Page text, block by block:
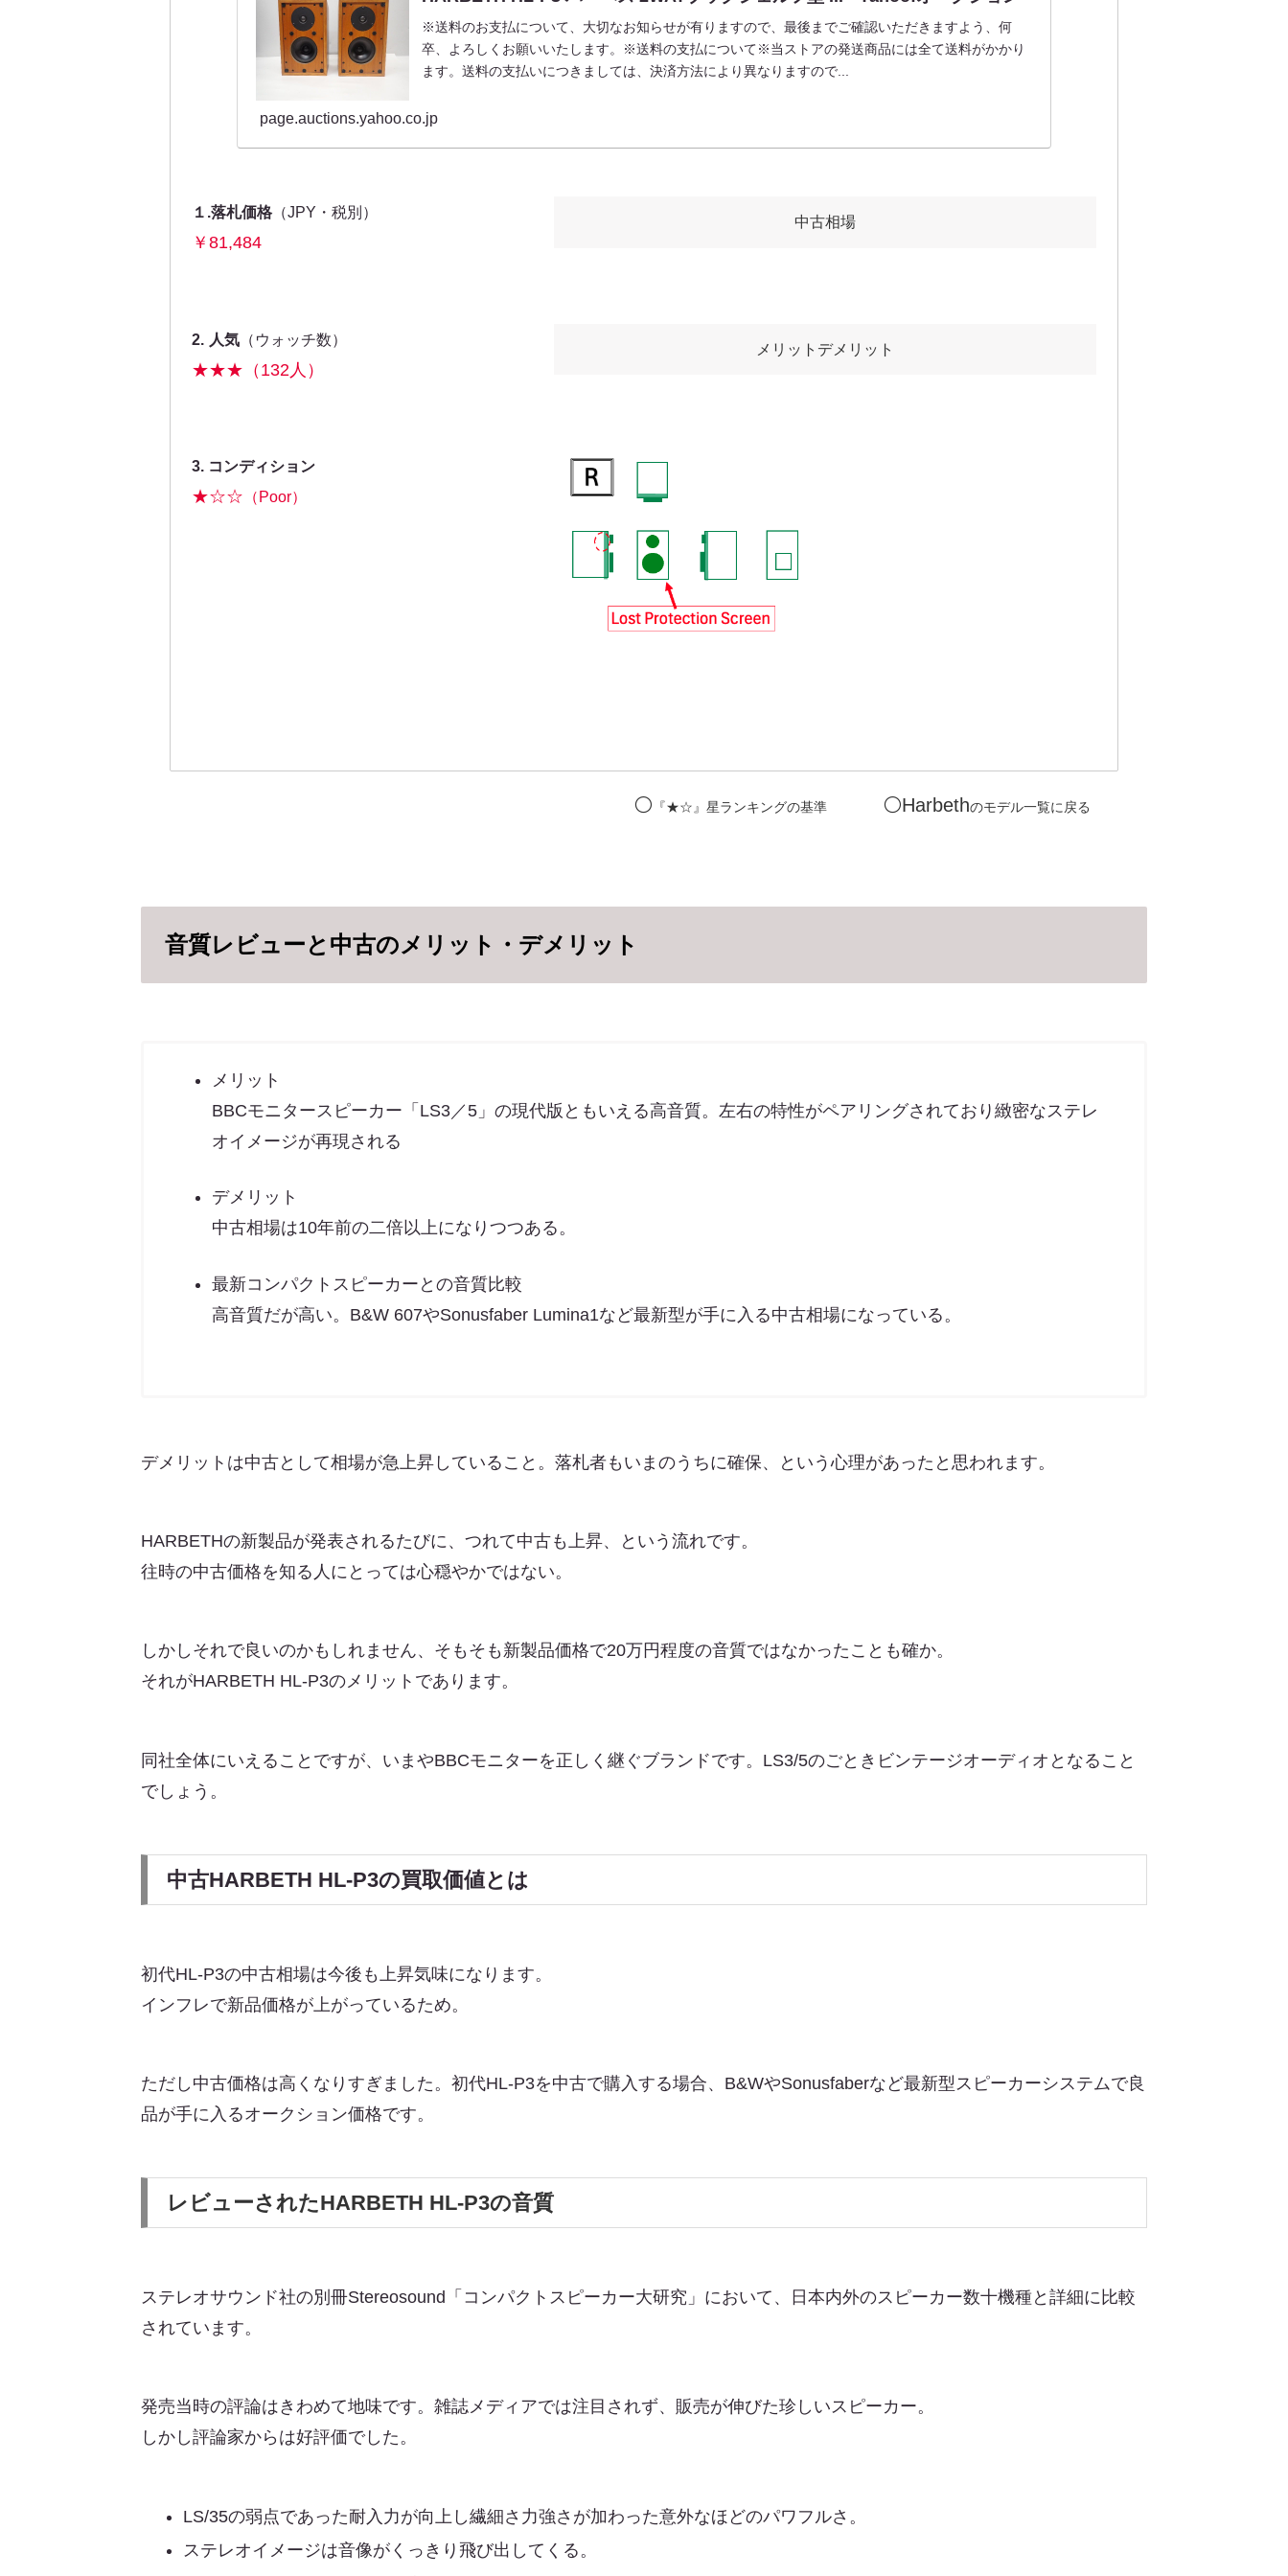
※送料のお支払について、大切なお知らせが有りますので、最後までご確認いただきますよう、何
卒、よろしくお願いいたします。※送料の支払について※当ストアの発送商品には全て送料がかかり
ます。送料の支払いにつきましては、決済方法により異なりますので...
page.auctions.yahoo.co.jp
１.落札価格（JPY・税別）
￥81,484
中古相場
2. 人気（ウォッチ数）
★★★（132人）
メリットデメリット
3. コンディション
★☆☆ （Poor）
⚪️ 『★☆』星ランキングの基準 ⚪️Harbethのモデル一覧に戻る
音質レビューと中古のメリット・デメリット
メリット
BBCモニタースピーカー「LS3／5」の現代版ともいえる高音質。左右の特性がペアリングされており緻密なステレ
オイメージが再現される
デメリット
中古相場は10年前の二倍以上になりつつある。
最新コンパクトスピーカーとの音質比較
高音質だが高い。B&W 607やSonusfaber Lumina1など最新型が手に入る中古相場になっている。
デメリットは中古として相場が急上昇していること。落札者もいまのうちに確保、という心理があったと思われます。
HARBETHの新製品が発表されるたびに、つれて中古も上昇、という流れです。
往時の中古価格を知る人にとっては心穏やかではない。
しかしそれで良いのかもしれません、そもそも新製品価格で20万円程度の音質ではなかったことも確か。
それがHARBETH HL-P3のメリットであります。
同社全体にいえることですが、いまやBBCモニターを正しく継ぐブランドです。LS3/5のごときビンテージオーディオとなること
でしょう。
中古HARBETH HL-P3の買取価値とは
初代HL-P3の中古相場は今後も上昇気味になります。
インフレで新品価格が上がっているため。
ただし中古価格は高くなりすぎました。初代HL-P3を中古で購入する場合、B&WやSonusfaberなど最新型スピーカーシステムで良
品が手に入るオークション価格です。
レビューされたHARBETH HL-P3の音質
ステレオサウンド社の別冊Stereosound「コンパクトスピーカー大研究」において、日本内外のスピーカー数十機種と詳細に比較
されています。
発売当時の評論はきわめて地味です。雑誌メディアでは注目されず、販売が伸びた珍しいスピーカー。
しかし評論家からは好評価でした。
LS/35の弱点であった耐入力が向上し繊細さ力強さが加わった意外なほどのパワフルさ。
ステレオイメージは音像がくっきり飛び出してくる。